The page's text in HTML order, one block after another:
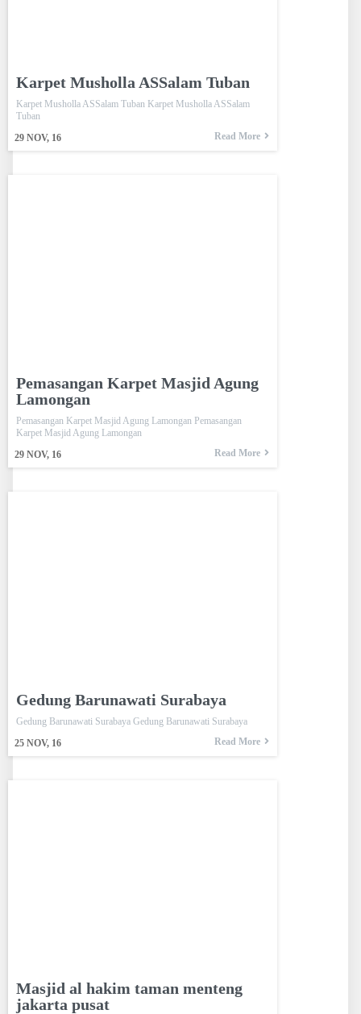
Karpet Musholla ASSalam Tuban
29 NOV, 16
Karpet Musholla ASSalam Tuban Karpet Musholla ASSalam
Tuban
Read More
Pemasangan Karpet Masjid Agung
Lamongan
29 NOV, 16
Pemasangan Karpet Masjid Agung Lamongan Pemasangan
Karpet Masjid Agung Lamongan
Read More
Gedung Barunawati Surabaya
25 NOV, 16
Gedung Barunawati Surabaya Gedung Barunawati Surabaya
Read More
Masjid al hakim taman menteng
jakarta pusat